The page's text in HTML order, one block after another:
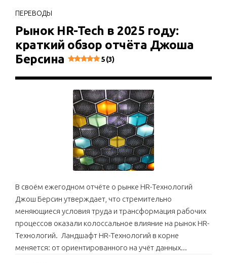
ПЕРЕВОДЫ
Рынок HR-Tech в 2025 году:
краткий обзор отчёта Джоша
Берсина
5 (3)
В своём ежегодном отчёте о рынке HR-Технологий
Джош Берсин утверждает, что стремительно
меняющиеся условия труда и трансформация рабочих
процессов оказали колоссальное влияние на рынок HR-
Технологий. Ландшафт HR-Технологий в корне
меняется: от ориентированного на учёт данных...